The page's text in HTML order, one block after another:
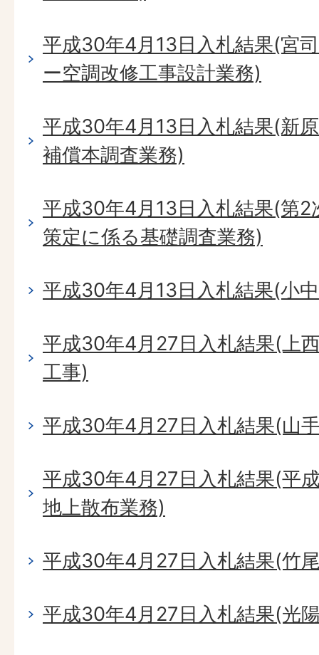
平成30年4月13日入札結果(宮
ー空調改修工事設計業務)
平成30年4月13日入札結果(新
補償本調査業務)
平成30年4月13日入札結果(第2
策定に係る基礎調査業務)
平成30年4月13日入札結果(小
平成30年4月27日入札結果(上
工事)
平成30年4月27日入札結果(山
平成30年4月27日入札結果(平
地上散布業務)
平成30年4月27日入札結果(竹
平成30年4月27日入札結果(光